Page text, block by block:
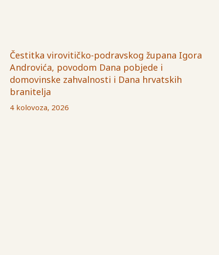
Čestitka virovitičko-podravskog župana Igora
Androvića, povodom Dana pobjede i
domovinske zahvalnosti i Dana hrvatskih
branitelja
4 kolovoza, 2026